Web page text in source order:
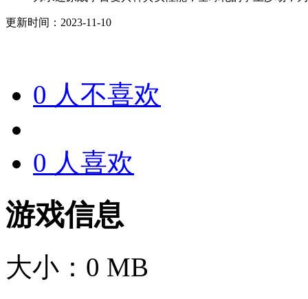
更新时间：2023-11-10
0 人不喜欢
0 人喜欢
游戏信息
大小： 0 MB